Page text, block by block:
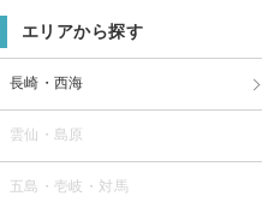
エリアから探す
長崎・西海
雲仙・島原
五島・壱岐・対馬